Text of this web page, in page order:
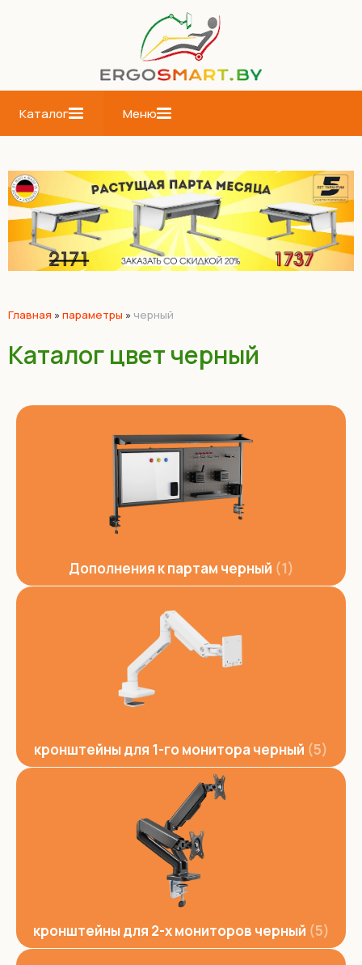
Каталог Меню
Главная » параметры » черный
Каталог цвет черный
Дополнения к партам черный 1
кронштейны для 1-го монитора черный 5
кронштейны для 2-х мониторов черный 5